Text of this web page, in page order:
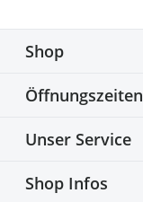
Shop
Biketime GmbH
Alter Flughafen 7a
info@biketime.de
Öffnungszeiten
Dienstag – Freitag
Samstag
Unser Service
Fahrradwerkstatt
Shop Infos